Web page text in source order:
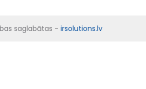
saglabātas - irsolutions.lv